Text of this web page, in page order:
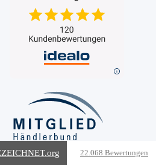
.org 22.068 Bewertungen